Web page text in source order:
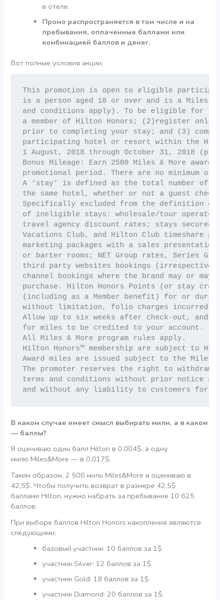
в отеле.
Промо распространяется в том числе и на
пребывания, оплаченные баллами или
комбинацией баллов и денег.
Вот полные условия акции.
This promotion is open to eligible
is a person aged 18 or over and is a Miles &
and conditions apply). To be eligible for
a member of Hilton Honors; (2)register
prior to completing your stay; and (3)
participating hotel or resort within the
1 August, 2018 through October 31, 2018
Bonus Mileage: Earn 2500 Miles & More
promotional period. There are no minimum or
A ‘stay’ is defined as the total number of
the same hotel, whether or not a guest
Specifically excluded from the definition of
of ineligible stays: wholesale/tour operator
travel agency discount rates; stays
Vacations Club, and Hilton Club timeshare
marketing packages with a sales presentation
or barter rooms; NET Group rates, Series
third party websites bookings (irrespective
channel bookings where the brand may or
purchase. Hilton Honors Points (or stay
(including as a Member benefit) for or
without limitation, folio charges incurred
Allow up to six weeks after check-out, and
for miles to be credited to your account.
All Miles & More program rules apply.
Hilton Honors™ membership are subject to
Award miles are issued subject to the Miles
The promoter reserves the right to withdraw
terms and conditions without prior notice at
and without any liability to customers for
В каком случае имеет смысл выбирать мили, а в каком
— баллы?
Я оцениваю один балл Hilton в 0,004$, а одну
милю Miles&More — в 0,017$.
Таким образом, 2 500 миль Miles&More я оцениваю в
42,5$. Чтобы получить возврат в размере 42,5$
баллами Hilton, нужно набрать за пребывание 10 625
баллов.
При выборе баллов Hilton Honors накопления являются
следующими:
базовый участник: 10 баллов за 1$
участник Silver: 12 баллов за 1$
участник Gold: 18 баллов за 1$
участник Diamond: 20 баллов за 1$